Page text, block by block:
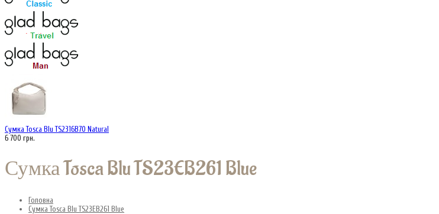
Сумка Tosca Blu TS2316B70 Natural
6 700 грн.
Сумка Tosca Blu TS23EB261 Blue
Головна
Сумка Tosca Blu TS23EB261 Blue